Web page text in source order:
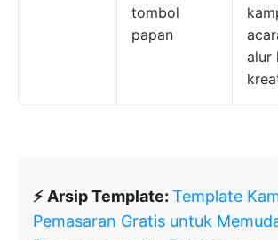
tombol
papan
alur
⚡ Arsip Template: Template
Pemasaran Gratis untuk